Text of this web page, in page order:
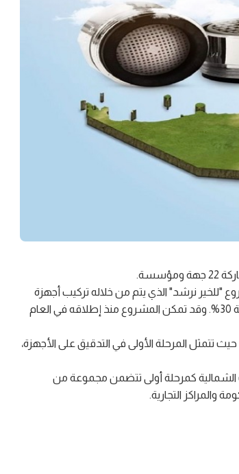
"للخير نرشد" الذي يتم من خلاله تركيب أجهزة
ترشيد المياه مجاناً في مساكن المواطنين، بما يخفف من معدلات الاستهلاك بنسب تتراوح بين 15 ولغاية 30%. وقد تمكن المشروع منذ إطلاقه في العام
تتمثل المرحلة الأولى في التدقيق على الأجهزة،
حيث تستهدف الهيئة تركيب 50 شاحناً في الإمارات الشمالية كمرحلة أولى تتضمن مجموعة من
التجارية.